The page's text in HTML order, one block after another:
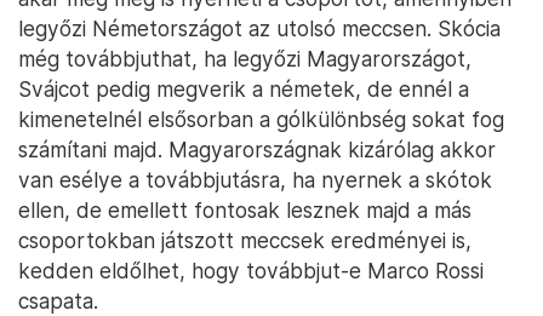
legyőzi Németországot az utolsó meccsen. Skócia
még továbbjuthat, ha legyőzi Magyarországot,
Svájcot pedig megverik a németek, de ennél a
kimenetelnél elsősorban a gólkülönbség sokat fog
számítani majd. Magyarországnak kizárólag akkor
van esélye a továbbjutásra, ha nyernek a skótok
ellen, de emellett fontosak lesznek majd a más
csoportokban játszott meccsek eredményei is,
kedden eldőlhet, hogy továbbjut-e Marco Rossi
csapata.